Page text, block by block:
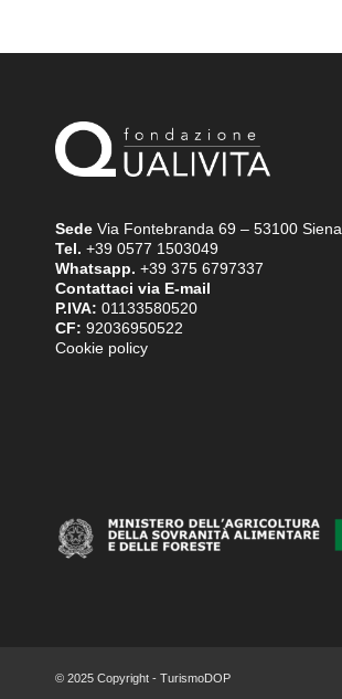
Sede Via Fontebranda 69 – 53100 Siena
Tel. +39 0577 1503049
Whatsapp. +39 375 6797337
Contattaci via E-mail
P.IVA: 01133580520
CF: 92036950522
Cookie policy
© 2025 Copyright - TurismoDOP